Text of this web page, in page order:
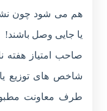
هم می شود چون
یا جایی وصل باشند!
صاحب امتیاز هفته
شاخص های توزیع
طرف معاونت